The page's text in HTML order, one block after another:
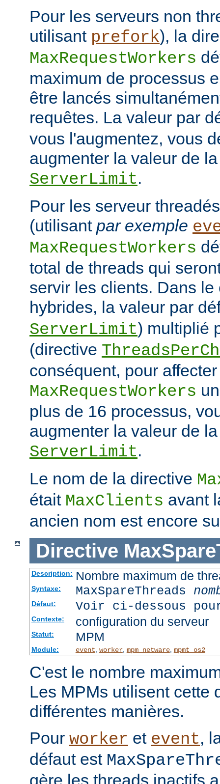
Pour les serveurs non
utilisant prefork), la
MaxRequestWorkers
maximum de processus
être lancés
requêtes. La valeur par
vous l'augmentez, vous
augmenter la valeur de
ServerLimit.
Pour les serveur
(utilisant par exemple
MaxRequestWorkers
total de threads qui
servir les clients. Dans le
hybrides, la valeur par
ServerLimit) multiplié
(directive
conséquent, pour
MaxRequestWorkers
plus de 16 processus,
augmenter la valeur de
ServerLimit.
Le nom de la directive
était MaxClients avant
ancien nom est encore
Directive
Description: Nombre maximum de
Syntaxe: MaxSpareThreads
Défaut: Voir ci-dessous
Contexte: configuration du serveur
Statut: MPM
Module: event, worker, mpm_netware, mpmt_os2
C'est le nombre
Les MPMs utilisent cette
différentes manières.
Pour worker et event,
défaut est
gère les threads inactifs